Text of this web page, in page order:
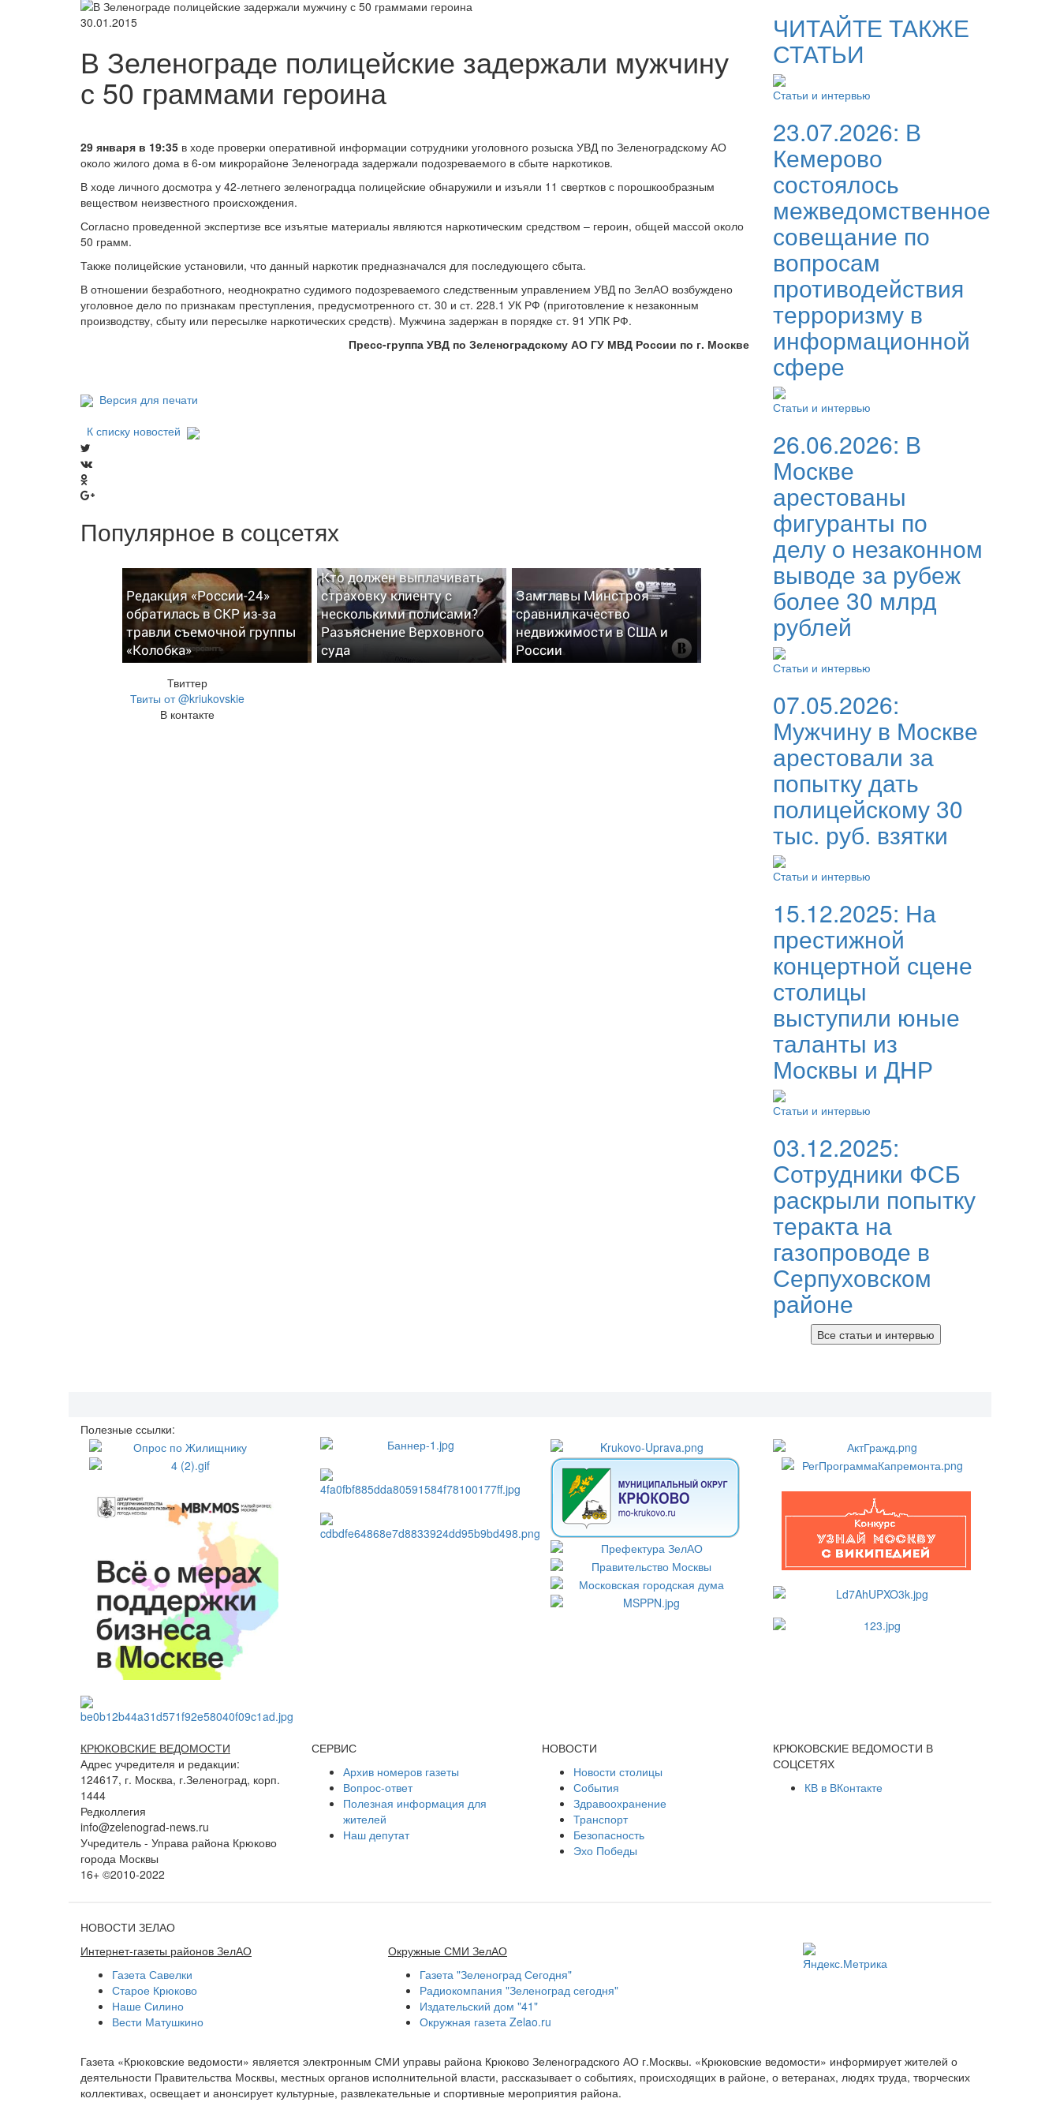
30.01.2015
В Зеленограде полицейские задержали мужчину
с 50 граммами героина
29 января в 19:35 в ходе проверки оперативной информации сотрудники уголовного розыска УВД по Зеленоградскому АО
около жилого дома в 6-ом микрорайоне Зеленограда задержали подозреваемого в сбыте наркотиков.
В ходе личного досмотра у 42-летнего зеленоградца полицейские обнаружили и изъяли 11 свертков с порошкообразным
веществом неизвестного происхождения.
Согласно проведенной экспертизе все изъятые материалы являются наркотическим средством – героин, общей массой около
50 грамм.
Также полицейские установили, что данный наркотик предназначался для последующего сбыта.
В отношении безработного, неоднократно судимого подозреваемого следственным управлением УВД по ЗелАО возбуждено
уголовное дело по признакам преступления, предусмотренного ст. 30 и ст. 228.1 УК РФ (приготовление к незаконным
производству, сбыту или пересылке наркотических средств). Мужчина задержан в порядке ст. 91 УПК РФ.
Пресс-группа УВД по Зеленоградскому АО ГУ МВД России по г. Москве
Версия для печати
К списку новостей
Популярное в соцсетях
Редакция «России-24»
обратилась в СКР из-за
травли съемочной группы
«Колобка»
Кто должен выплачивать
страховку клиенту с
несколькими полисами?
Разъяснение Верховного
суда
Замглавы Минстроя
сравнил качество
недвижимости в США и
России
Твиттер
Твиты от @kriukovskie
В контакте
ЧИТАЙТЕ ТАКЖЕ
СТАТЬИ
Статьи и интервью
23.07.2026: В
Кемерово
состоялось
межведомственное
совещание по
вопросам
противодействия
терроризму в
информационной
сфере
Статьи и интервью
26.06.2026: В
Москве
арестованы
фигуранты по
делу о незаконном
выводе за рубеж
более 30 млрд
рублей
Статьи и интервью
07.05.2026:
Мужчину в Москве
арестовали за
попытку дать
полицейскому 30
тыс. руб. взятки
Статьи и интервью
15.12.2025: На
престижной
концертной сцене
столицы
выступили юные
таланты из
Москвы и ДНР
Статьи и интервью
03.12.2025:
Сотрудники ФСБ
раскрыли попытку
теракта на
газопроводе в
Серпуховском
районе
Все статьи и интервью
Полезные ссылки:
КРЮКОВСКИЕ ВЕДОМОСТИ
Адрес учредителя и редакции:
124617, г. Москва, г.Зеленоград, корп.
1444
Редколлегия
info@zelenograd-news.ru
Учредитель - Управа района Крюково
города Москвы
16+ ©2010-2022
СЕРВИС
Архив номеров газеты
Вопрос-ответ
Полезная информация для
жителей
Наш депутат
НОВОСТИ
Новости столицы
События
Здравоохранение
Транспорт
Безопасность
Эхо Победы
КРЮКОВСКИЕ ВЕДОМОСТИ В
СОЦСЕТЯХ
КВ в ВКонтакте
НОВОСТИ ЗЕЛАО
Интернет-газеты районов ЗелАО
Газета Савелки
Старое Крюково
Наше Силино
Вести Матушкино
Окружные СМИ ЗелАО
Газета "Зеленоград Сегодня"
Радиокомпания "Зеленоград сегодня"
Издательский дом "41"
Окружная газета Zelao.ru
Газета «Крюковские ведомости» является электронным СМИ управы района Крюково Зеленоградского АО г.Москвы. «Крюковские ведомости» информирует жителей о
деятельности Правительства Москвы, местных органов исполнительной власти, рассказывает о событиях, происходящих в районе, о ветеранах, людях труда, творческих
коллективах, освещает и анонсирует культурные, развлекательные и спортивные мероприятия района.